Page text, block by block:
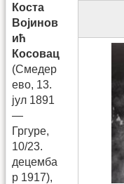
Коста
Војинов
ић
Косовац
(Смедер
ево, 13.
јул 1891
—
Гргуре,
10/23.
децемба
р 1917),